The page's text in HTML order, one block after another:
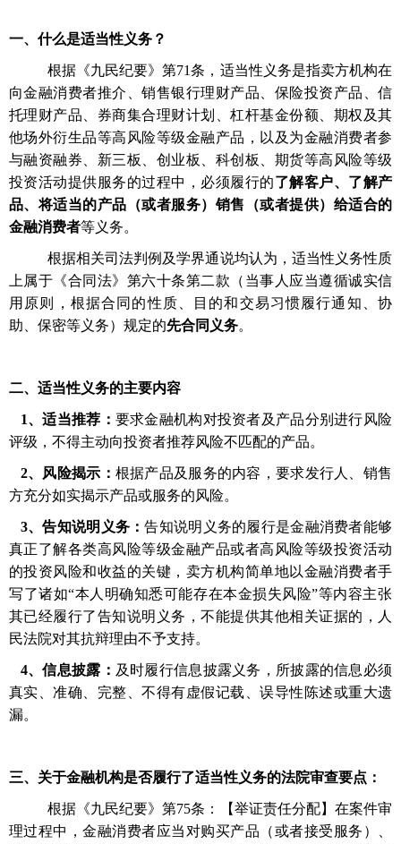
一、 什么是适当性义务？
根据《九民纪要》第71条，适当性义务是指卖方机构在
向金融消费者推介、销售银行理财产品、保险投资产品、信
托理财产品、券商集合理财计划、杠杆基金份额、期权及其
他场外衍生品等高风险等级金融产品，以及为金融消费者参
与融资融券、新三板、创业板、科创板、期货等高风险等级
投资活动提供服务的过程中，必须履行的了解客户、了解产
品、将适当的产品（或者服务）销售（或者提供）给适合的
金融消费者等义务。
根据相关司法判例及学界通说均认为，适当性义务性质
上属于《合同法》第六十条第二款（当事人应当遵循诚实信
用原则，根据合同的性质、目的和交易习惯履行通知、协
助、保密等义务）规定的先合同义务。
二、适当性义务的主要内容
1、适当推荐： 要求金融机构对投资者及产品分别进行风险
评级，不得主动向投资者推荐风险不匹配的产品。
2、风险揭示： 根据产品及服务的内容，要求发行人、销售
方充分如实揭示产品或服务的风险。
3、告知说明义务：告知说明义务的履行是金融消费者能够
真正了解各类高风险等级金融产品或者高风险等级投资活动
的投资风险和收益的关键，卖方机构简单地以金融消费者手
写了诸如“本人明确知悉可能存在本金损失风险”等内容主张
其已经履行了告知说明义务，不能提供其他相关证据的，人
民法院对其抗辩理由不予支持。
4、信息披露： 及时履行信息披露义务，所披露的信息必须
真实、准确、完整、不得有虚假记载、误导性陈述或重大遗
漏。
三、关于金融机构是否履行了适当性义务的法院审查要点：
根据《九民纪要》第75条：【举证责任分配】在案件审
理过程中，金融消费者应当对购买产品（或者接受服务）、